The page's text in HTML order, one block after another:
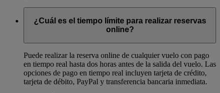
¿Cuál es el tiempo límite para realizar reservas
online?
Puede realizar la reserva online de cualquier vuelo con pago
en tiempo real hasta dos horas antes de la salida del vuelo. Las
opciones de pago en tiempo real incluyen tarjeta de crédito,
tarjeta de débito, PayPal y transferencia bancaria inmediata.